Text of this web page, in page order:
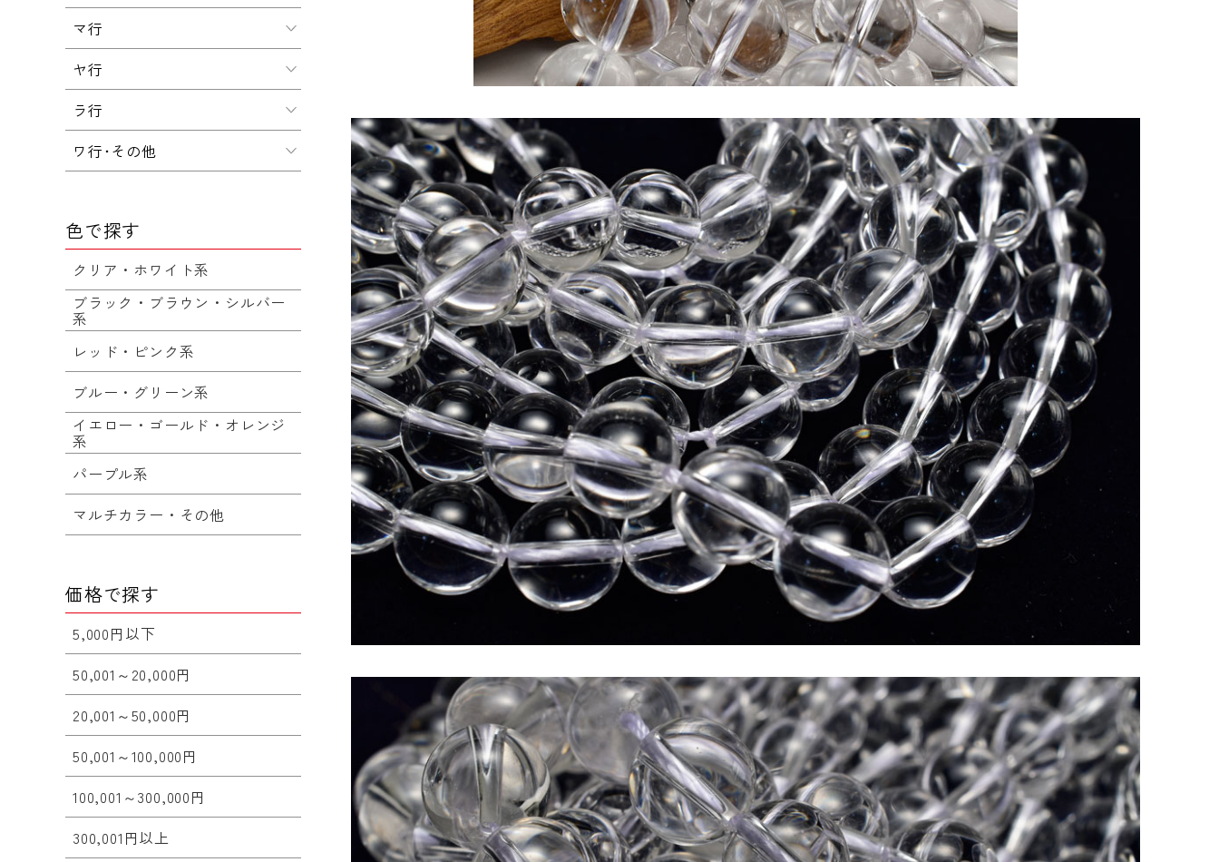
マ行
ヤ行
ラ行
ワ行･その他
色で探す
クリア・ホワイト系
ブラック・ブラウン・シルバー
系
レッド・ピンク系
ブルー・グリーン系
イエロー・ゴールド・オレンジ
系
パープル系
マルチカラー・その他
価格で探す
5,000円以下
50,001～20,000円
20,001～50,000円
50,001～100,000円
100,001～300,000円
300,001円以上